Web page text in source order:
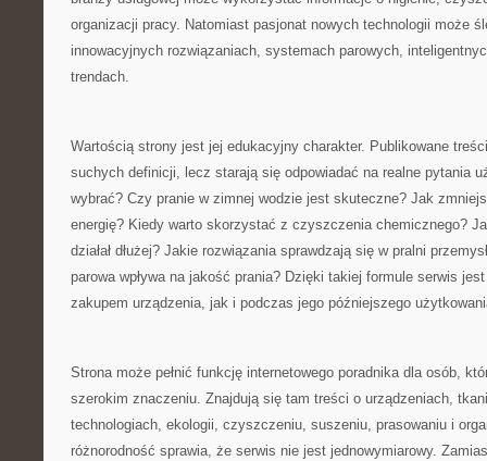
organizacji pracy. Natomiast pasjonat nowych technologii może
innowacyjnych rozwiązaniach, systemach parowych,
trendach.
Wartością strony jest jej edukacyjny charakter. Publikowane
suchych definicji, lecz starają się odpowiadać na realne pytania
wybrać? Czy pranie w zimnej wodzie jest skuteczne? Jak
energię? Kiedy warto skorzystać z czyszczenia chemicznego?
działał dłużej? Jakie rozwiązania sprawdzają się w pralni
parowa wpływa na jakość prania? Dzięki takiej formule serwis
zakupem urządzenia, jak i podczas jego późniejszego
Strona może pełnić funkcję internetowego poradnika dla osób,
szerokim znaczeniu. Znajdują się tam treści o urządzeniach,
technologiach, ekologii, czyszczeniu, suszeniu, prasowaniu i
różnorodność sprawia, że serwis nie jest jednowymiarowy.